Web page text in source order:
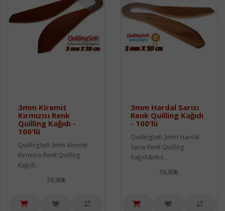
3mm Kiremit
Kırmızısı Renk
Quilling Kağıdı -
100'lü
QuillingSeti 3mm Kiremit
Kırmızısı Renk Quilling
Kağıdı..
76,90₺
3mm Hardal Sarısı
Renk Quilling Kağıdı
- 100'lü
QuillingSeti 3mm Hardal
Sarısı Renk Quilling
Kağıdı&nbs..
76,90₺